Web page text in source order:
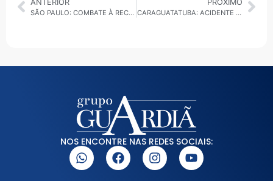
ANTERIOR
SÃO PAULO: COMBATE À RECEPTAÇÃO REDUZ EM 15% ROUBO DE CELULARES NO ESTADO
PRÓXIMO
CARAGUATATUBA: ACIDENTE ENTRE DUAS MOTOS DEIXA DOIS FERIDOS NO CENTRO
NOS ENCONTRE NAS REDES SOCIAIS: